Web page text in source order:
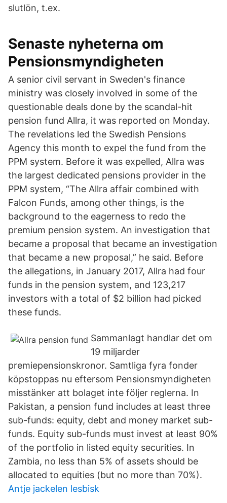
slutlön, t.ex.
Senaste nyheterna om
Pensionsmyndigheten
A senior civil servant in Sweden's finance
ministry was closely involved in some of the
questionable deals done by the scandal-hit
pension fund Allra, it was reported on Monday.
The revelations led the Swedish Pensions
Agency this month to expel the fund from the
PPM system. Before it was expelled, Allra was
the largest dedicated pensions provider in the
PPM system, “The Allra affair combined with
Falcon Funds, among other things, is the
background to the eagerness to redo the
premium pension system. An investigation that
became a proposal that became an investigation
that became a new proposal,” he said. Before
the allegations, in January 2017, Allra had four
funds in the pension system, and 123,217
investors with a total of $2 billion had picked
these funds.
Sammanlagt handlar det om
19 miljarder
premiepensionskronor. Samtliga fyra fonder
köpstoppas nu eftersom Pensionsmyndigheten
misstänker att bolaget inte följer reglerna. In
Pakistan, a pension fund includes at least three
sub-funds: equity, debt and money market sub-
funds. Equity sub-funds must invest at least 90%
of the portfolio in listed equity securities. In
Zambia, no less than 5% of assets should be
allocated to equities (but no more than 70%).
Antje jackelen lesbisk